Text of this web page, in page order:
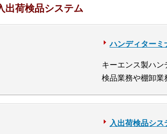
出荷検品システム
ハンディターミ
キーエンス製ハ
検品業務や棚卸業
入出荷検品シス